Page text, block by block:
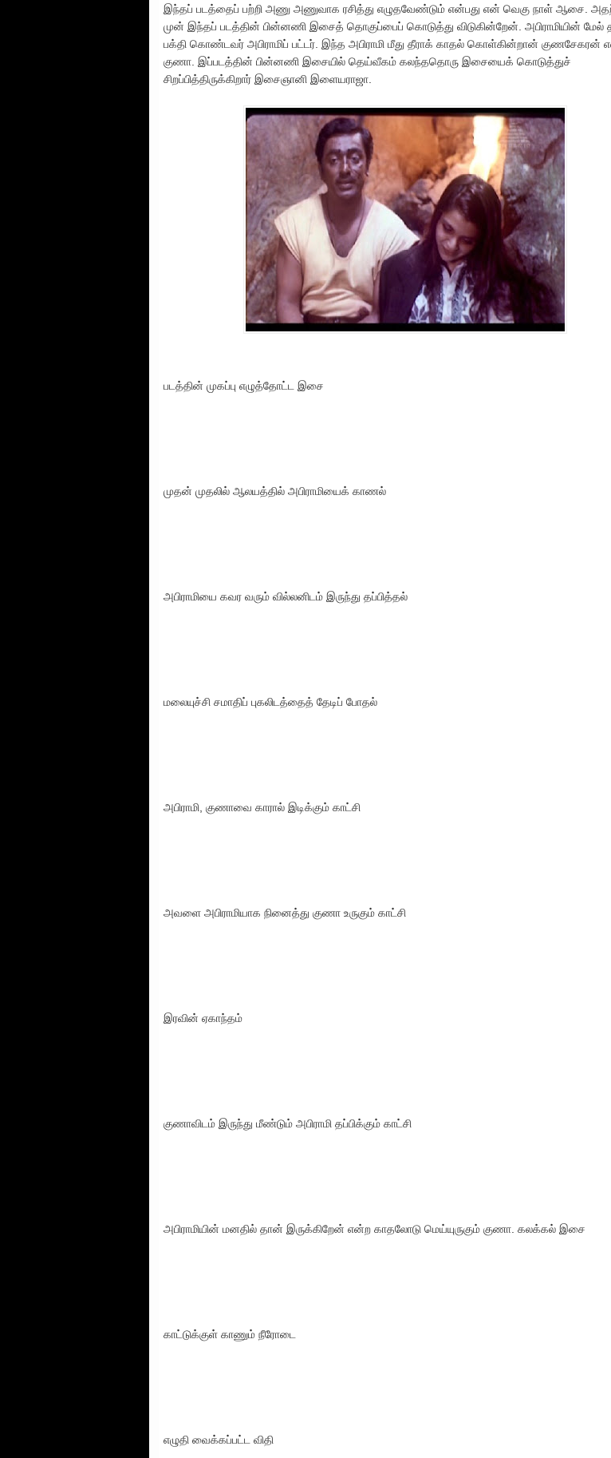
இந்தப் படத்தைப் பற்றி அணு அணுவாக ரசித்து எழுதவேண்டும் என்பது என் வெகு நாள் ஆசை.
முன் இந்தப் படத்தின் பின்னணி இசைத் தொகுப்பைப் கொடுத்து விடுகின்றேன். அபிராமியின் மேல்
பக்தி கொண்டவர் அபிராமிப் பட்டர். இந்த அபிராமி மீது தீராக் காதல் கொள்கின்றான் குணசேகரன்
குணா. இப்படத்தின் பின்னணி இசையில் தெய்வீகம் கலந்ததொரு இசையைக் கொடுத்துச்
சிறப்பித்திருக்கிறார் இசைஞானி இளையராஜா.
படத்தின் முகப்பு எழுத்தோட்ட இசை
முதன் முதலில் ஆலயத்தில் அபிராமியைக் காணல்
அபிராமியை கவர வரும் வில்லனிடம் இருந்து தப்பித்தல்
மலையுச்சி சமாதிப் புகலிடத்தைத் தேடிப் போதல்
அபிராமி, குணாவை காரால் இடிக்கும் காட்சி
அவளை அபிராமியாக நினைத்து குணா உருகும் காட்சி
இரவின் ஏகாந்தம்
குணாவிடம் இருந்து மீண்டும் அபிராமி தப்பிக்கும் காட்சி
அபிராமியின் மனதில் தான் இருக்கிறேன் என்ற காதலோடு மெய்யுருகும் குணா. கலக்கல் இசை
காட்டுக்குள் காணும் நீரோடை
எழுதி வைக்கப்பட்ட விதி